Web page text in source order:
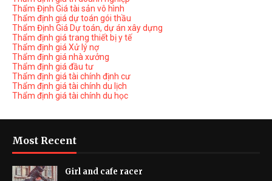
Thẩm Định Giá tài sản vô hình
Thẩm định giá dự toán gói thầu
Thẩm Định Giá Dự toán, dự án xây dựng
Thẩm định giá trang thiết bị y tế
Thẩm định giá Xử lý nợ
Thẩm định giá nhà xưởng
Thẩm định giá đầu tư
Thẩm định giá tài chính định cư
Thẩm định giá tài chính du lịch
Thẩm định giá tài chính du học
Most Recent
Girl and cafe racer